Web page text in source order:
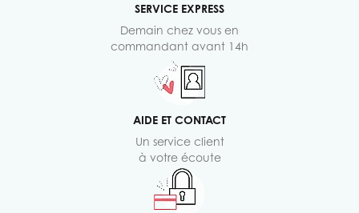
SERVICE EXPRESS
Demain chez vous en
commandant avant 14h
AIDE ET CONTACT
Un service client
à votre écoute